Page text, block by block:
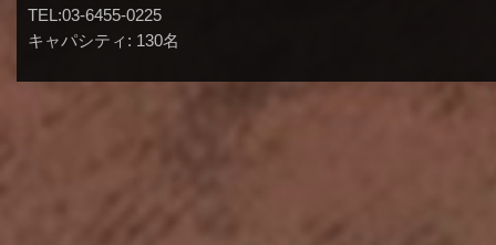
TEL:03-6455-0225
キャパシティ: 130名